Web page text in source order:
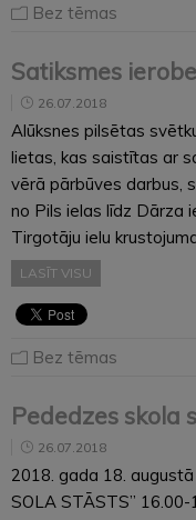
Bez tēmas
Satiksmes
26.07.2018
Alūksnes pilsētas
lietas, kas saistītas ar
vērā pārbūves darbus,
no Pils ielas līdz Dārza
Tirgotāju ielu
LASĪT VISU
Bez tēmas
Pededzes skola
26.07.2018
2018. gada 18.
SOLA STĀSTS”